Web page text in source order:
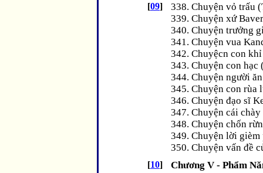
[09]
338. Chuyện vỏ trấu
339. Chuyện xứ
340. Chuyện trưởng
341. Chuyện vua
342. Chuyệcn con
343. Chuyện con
344. Chuyện người
345. Chuyện con rùa
346. Chuyện đạo sĩ
347. Chuyện cái
348. Chuyện chốn
349. Chuyện lời gièm
350. Chuyện vấn đề
[10] Chương V - Phẩm